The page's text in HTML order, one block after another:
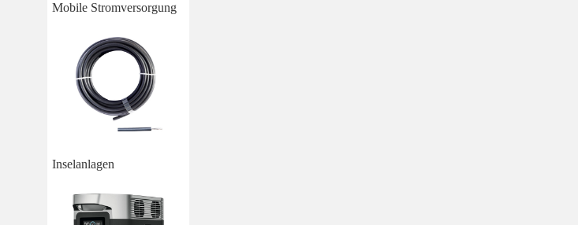
Mobile Stromversorgung
Inselanlagen